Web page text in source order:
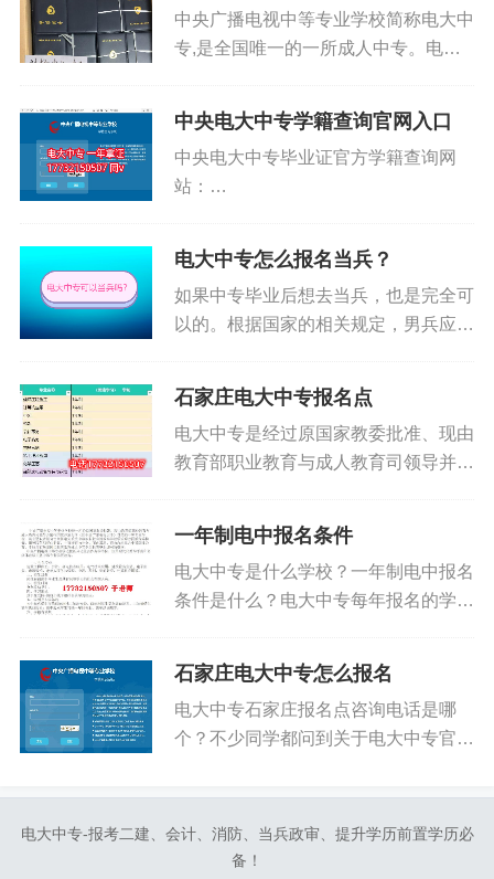
中央电中，教育部唯一直属中专，学制短，正规流
程，费用低，全国通用，电大中专招生信息、报名
0507 （微信同号）
标签: 中央广播电视中等专业学校
中央广播电视中等专业学校简称电大中
专,是全国唯一的一所成人中专。电大
学）设置的中等专业学历教育的开放性
学校，具有颁发国民教育系列中等学...
中央电大中专学籍查询官网入口
中央电大中专毕业证官方学籍查询网
站：
自己的姓名以及身份证号就可以查询自
己...
电大中专怎么报名当兵？
如果中专毕业后想去当兵，也是完全可
以的。根据国家的相关规定，男兵应征
高校在校生），年满18至22周岁
（1998年1月1日——2002...
石家庄电大中专报名点
电大中专是经过原国家教委批准、现由
教育部职业教育与成人教育司领导并依
在北京，其毕业证是全国通用的，并在
官网终生可查。这是国家公开和承认...
一年制电中报名条件
电大中专是什么学校？一年制电中报名
条件是什么？电大中专每年报名的学员
专。一直也有找我报名的学员也时常问
道这个问题：官网19年招生简...
石家庄电大中专怎么报名
电大中专石家庄报名点咨询电话是哪
个？不少同学都问到关于电大中专官方
下。电大中专官方是没有报名咨询电话
的，想要报名只能联系各地方的报名
点。河北电大中专报名点电话：181...
电大中专-报考二建、会计、消防、当兵政审、提升学历前置学历必
备！